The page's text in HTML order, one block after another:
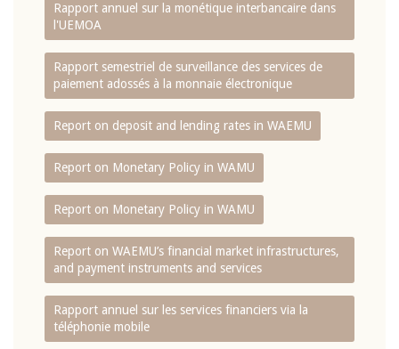
Rapport annuel sur la monétique interbancaire dans
l'UEMOA
Rapport semestriel de surveillance des services de
paiement adossés à la monnaie électronique
Report on deposit and lending rates in WAEMU
Report on Monetary Policy in WAMU
Report on Monetary Policy in WAMU
Report on WAEMU’s financial market infrastructures,
and payment instruments and services
Rapport annuel sur les services financiers via la
téléphonie mobile